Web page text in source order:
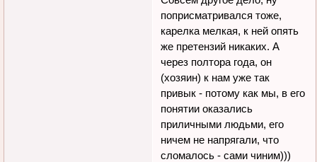
поприсматривался тоже,
карелка мелкая, к ней опять
же претензий никаких. А
через полтора года, он
(хозяин) к нам уже так
привык - потому как мы, в его
понятии оказались
приличными людьми, его
ничем не напрягали, что
сломалось - сами чиним)))